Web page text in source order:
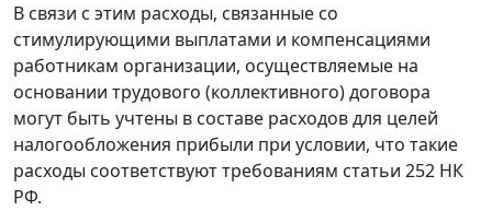
В связи с этим расходы, связанные со
стимулирующими выплатами и компенсациями
работникам организации, осуществляемые на
основании трудового (коллективного) договора
могут быть учтены в составе расходов для целей
налогообложения прибыли при условии, что такие
расходы соответствуют требованиям статьи 252 НК
РФ.